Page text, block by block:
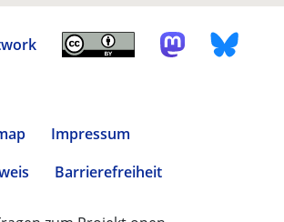
Impressum
Barrierefreiheit